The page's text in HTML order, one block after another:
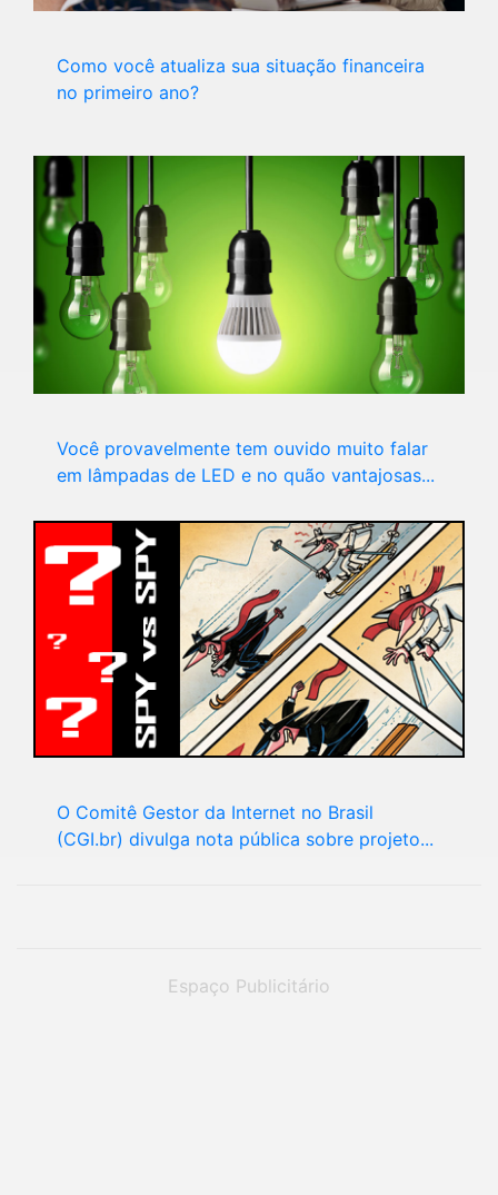
Como você atualiza sua situação financeira
no primeiro ano?
Você provavelmente tem ouvido muito falar
em lâmpadas de LED e no quão vantajosas...
O Comitê Gestor da Internet no Brasil
(CGI.br) divulga nota pública sobre projeto...
Espaço Publicitário